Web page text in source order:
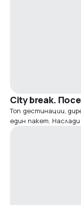
City break.
Топ дестинации,
един пакет.